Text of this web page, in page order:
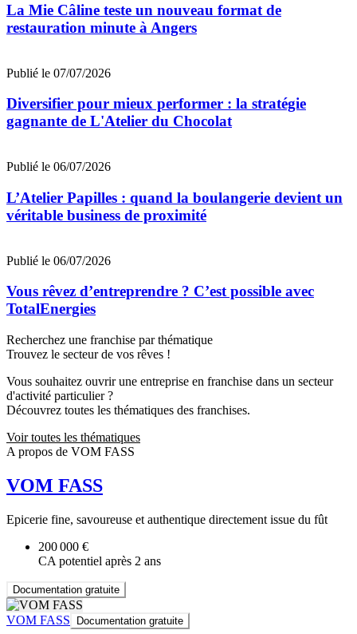
La Mie Câline teste un nouveau format de
restauration minute à Angers
Publié le 07/07/2026
Diversifier pour mieux performer : la stratégie
gagnante de L'Atelier du Chocolat
Publié le 06/07/2026
L’Atelier Papilles : quand la boulangerie devient un
véritable business de proximité
Publié le 06/07/2026
Vous rêvez d’entreprendre ? C’est possible avec
TotalEnergies
Recherchez une franchise par thématique
Trouvez le secteur de vos rêves !
Vous souhaitez ouvrir une entreprise en franchise dans un secteur
d'activité particulier ?
Découvrez toutes les thématiques des franchises.
Voir toutes les thématiques
A propos de VOM FASS
VOM FASS
Epicerie fine, savoureuse et authentique directement issue du fût
200 000 €
CA potentiel après 2 ans
Documentation gratuite
VOM FASS Documentation gratuite